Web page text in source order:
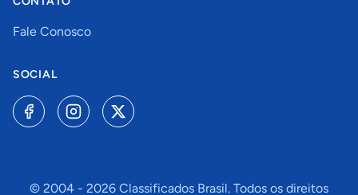
Fale Conosco
SOCIAL
© 2004 - 2026 Classificados Brasil. Todos os direitos